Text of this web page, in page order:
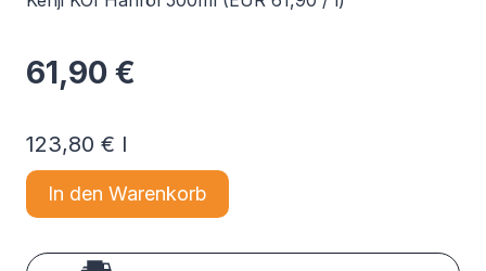
61,90 €
123,80 € l
In den Warenkorb